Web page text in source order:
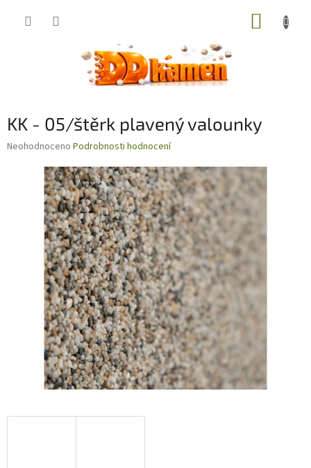
KK - 05/štěrk plavený valounky
Průměrné
produktu
hvězdiček.
Neohodnoceno Podrobnosti hodnocení